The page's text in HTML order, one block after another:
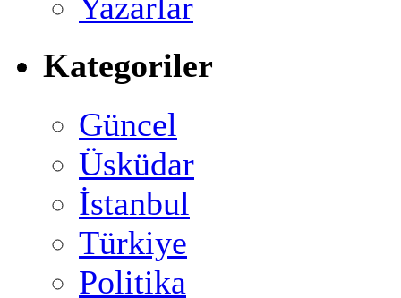
Kategoriler
Güncel
Üsküdar
İstanbul
Türkiye
Politika